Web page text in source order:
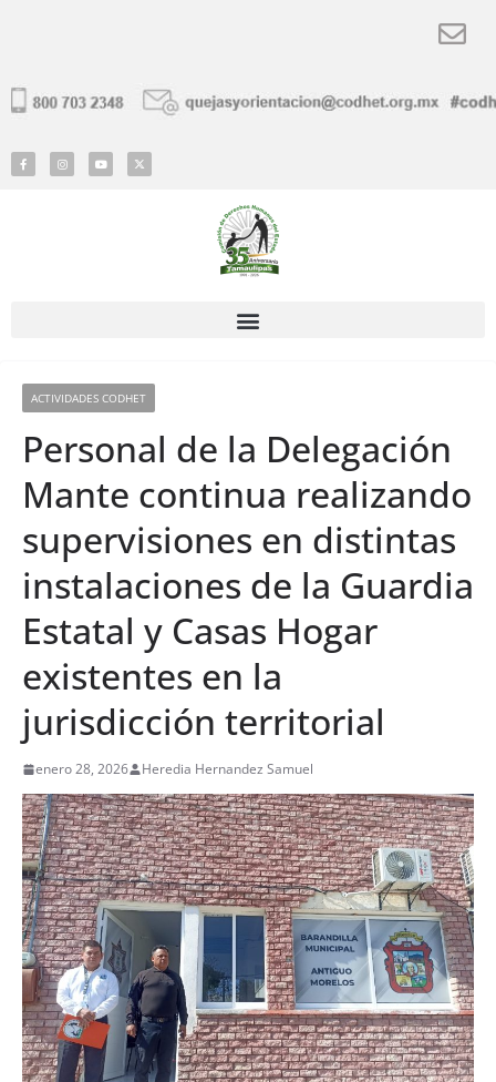
ACTIVIDADES CODHET
Personal de la Delegación
Mante continua realizando
supervisiones en distintas
instalaciones de la Guardia
Estatal y Casas Hogar
existentes en la
jurisdicción territorial
enero 28, 2026 Heredia Hernandez Samuel